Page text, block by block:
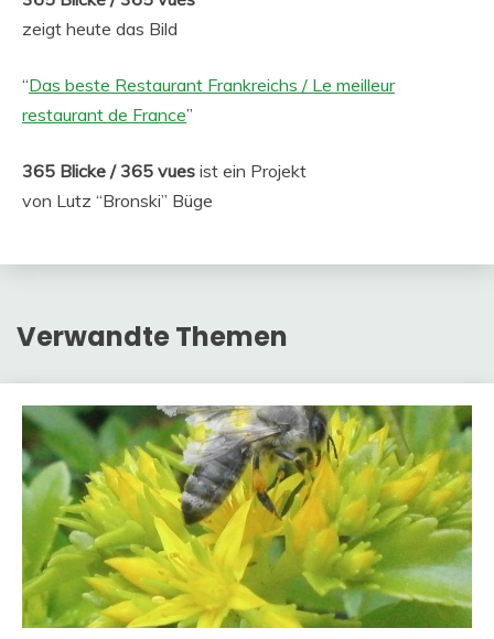
zeigt heute das Bild
“Das beste Restaurant Frankreichs / Le meilleur
restaurant de France”
365 Blicke / 365 vues ist ein Projekt
von Lutz “Bronski” Büge
Verwandte Themen